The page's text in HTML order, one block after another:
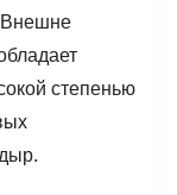
Внешне
степенью